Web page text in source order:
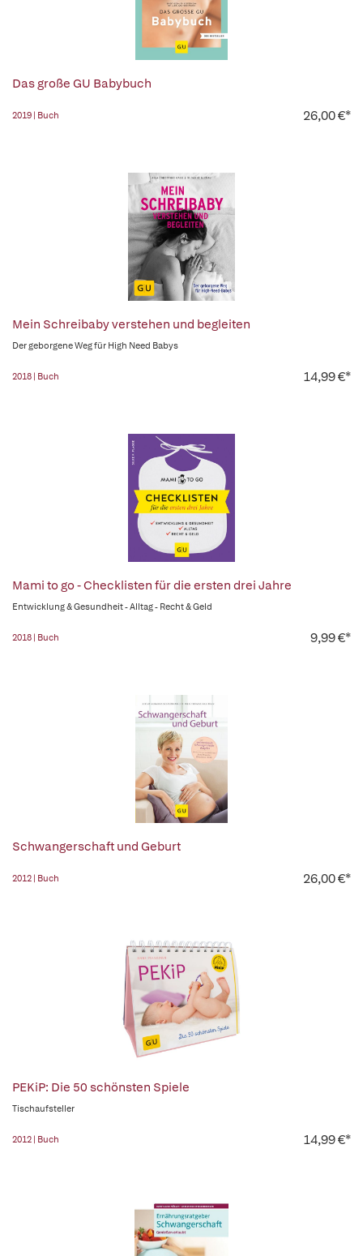
Das große GU Babybuch
2019 | Buch 26,00 €*
Mein Schreibaby verstehen und begleiten
Der geborgene Weg für High Need Babys
2018 | Buch 14,99 €*
Mami to go - Checklisten für die ersten drei Jahre
Entwicklung & Gesundheit - Alltag - Recht & Geld
2018 | Buch 9,99 €*
Schwangerschaft und Geburt
2012 | Buch 26,00 €*
PEKiP: Die 50 schönsten Spiele
Tischaufsteller
2012 | Buch 14,99 €*